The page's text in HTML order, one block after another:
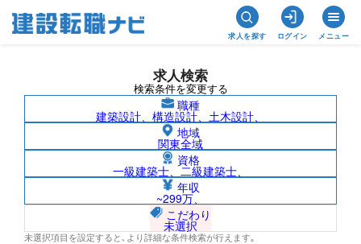
求人を探す ログイン メニュー
求人検索
検索条件を変更する
職種
建築設計、構造設計、土木設計、
地域
関東全域
資格
一級建築士、二級建築士、
年収
~299万、
こだわり
未選択
未選択項目を設定すると､より詳細な条件検索が行えます｡
プラント設計（配管）/東京都の求人検索
結果一覧